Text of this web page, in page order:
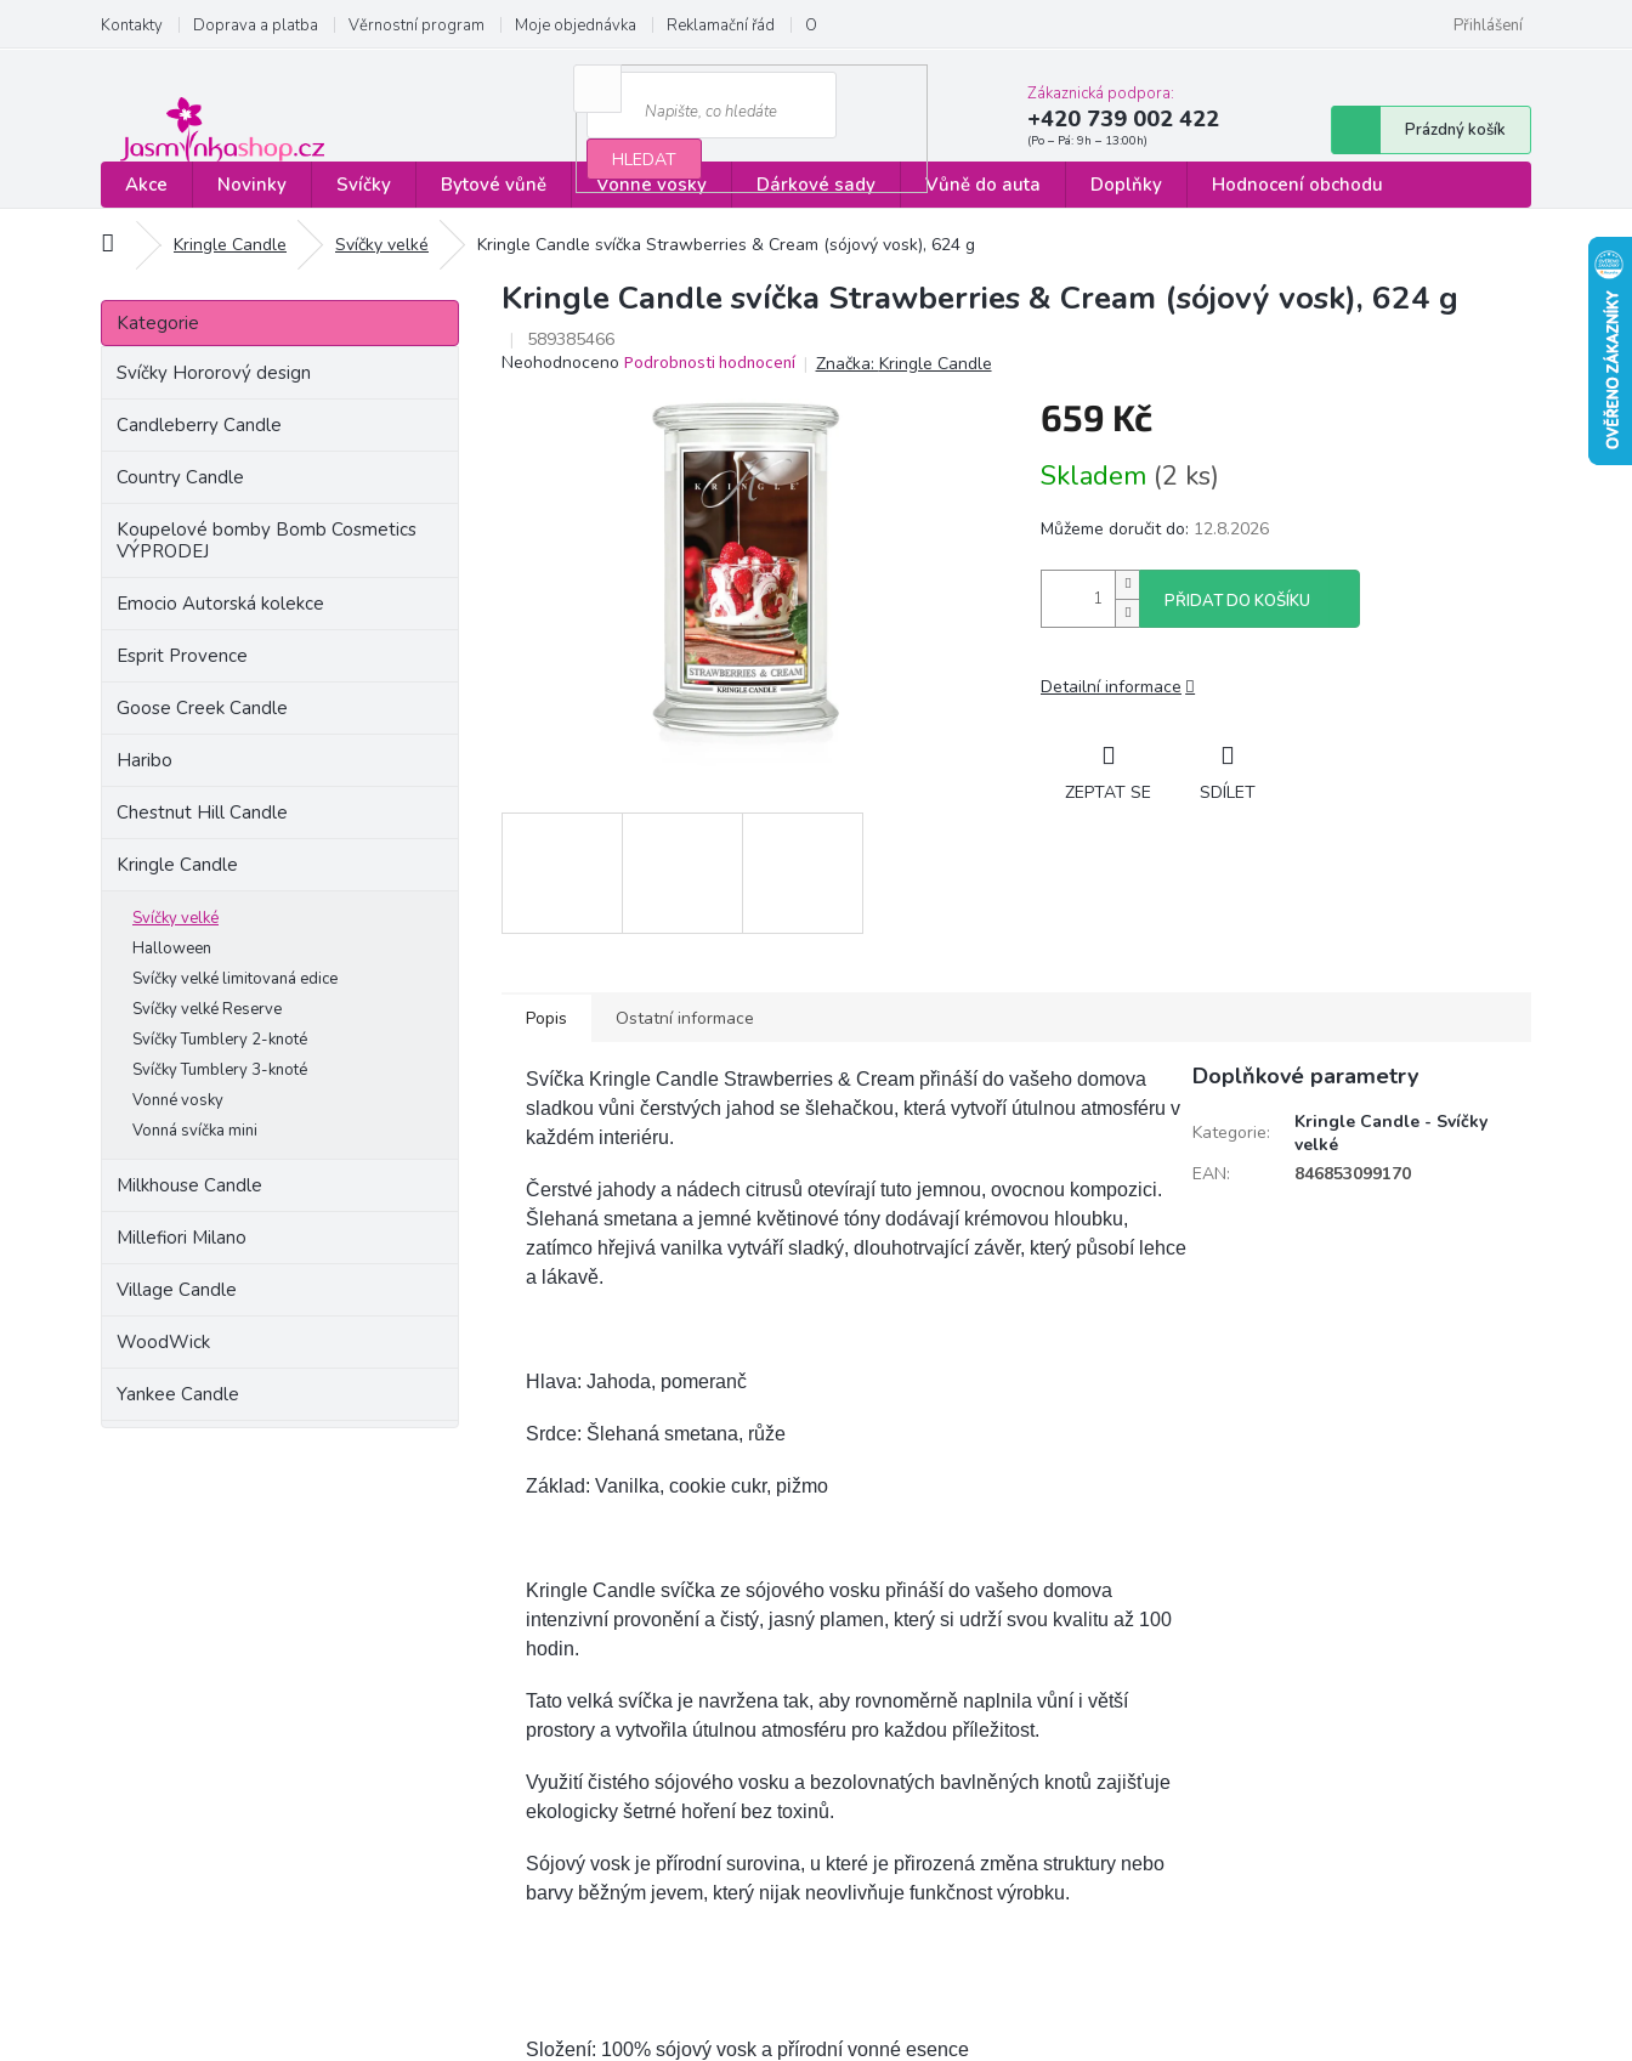
obsah
Kontakty Doprava a platba Věrnostní program Moje objednávka Reklamační řád Obchodní podmínky Formulář pro odstoupení od smlouvy
Přihlášení
HLEDAT
Zákaznická podpora:
+420 739 002 422
Nákupní
košík
Prázdný košík
Akce Novinky Svíčky Bytové vůně Vonné vosky Dárkové sady Vůně do auta Doplňky Hodnocení obchodu
Domů Kringle Candle Svíčky velké Kringle Candle svíčka Strawberries & Cream (sójový vosk), 624 g
P
s
Přeskočit
kategorie
Kategorie
Svíčky Hororový design
Candleberry Candle
Country Candle
Koupelové bomby Bomb Cosmetics
VÝPRODEJ
Emocio Autorská kolekce
Esprit Provence
Goose Creek Candle
Haribo
Chestnut Hill Candle
Kringle Candle
Svíčky velké
Halloween
Svíčky velké limitovaná edice
Svíčky velké Reserve
Svíčky Tumblery 2-knoté
Svíčky Tumblery 3-knoté
Vonné vosky
Vonná svíčka mini
Milkhouse Candle
Millefiori Milano
Village Candle
WoodWick
Yankee Candle
Kringle Candle svíčka Strawberries & Cream (sójový vosk), 624 g
589385466
Průměrné
Neohodnoceno Podrobnosti hodnocení Značka: Kringle Candle
659 Kč
cena:
Skladem (2 ks)
Můžeme doručit do: 12.8.2026
PŘIDAT DO KOŠÍKU
Detailní informace
ZEPTAT SE SDÍLET
Popis Ostatní informace
Svíčka Kringle Candle Strawberries & Cream přináší do vašeho domova
sladkou vůni čerstvých jahod se šlehačkou, která vytvoří útulnou atmosféru v
každém interiéru.
Čerstvé jahody a nádech citrusů otevírají tuto jemnou, ovocnou kompozici.
Šlehaná smetana a jemné květinové tóny dodávají krémovou hloubku,
zatímco hřejivá vanilka vytváří sladký, dlouhotrvající závěr, který působí lehce
a lákavě.
Hlava: Jahoda, pomeranč
Srdce: Šlehaná smetana, růže
Základ: Vanilka, cookie cukr, pižmo
Kringle Candle svíčka ze sójového vosku přináší do vašeho domova
intenzivní provonění a čistý, jasný plamen, který si udrží svou kvalitu až 100
hodin.
Tato velká svíčka je navržena tak, aby rovnoměrně naplnila vůní i větší
prostory a vytvořila útulnou atmosféru pro každou příležitost.
Využití čistého sójového vosku a bezolovnatých bavlněných knotů zajišťuje
ekologicky šetrné hoření bez toxinů.
Sójový vosk je přírodní surovina, u které je přirozená změna struktury nebo
barvy běžným jevem, který nijak neovlivňuje funkčnost výrobku.
Složení: 100% sójový vosk a přírodní vonné esence
Doplňkové parametry
Kategorie:
Kringle Candle - Svíčky
velké
EAN: 846853099170